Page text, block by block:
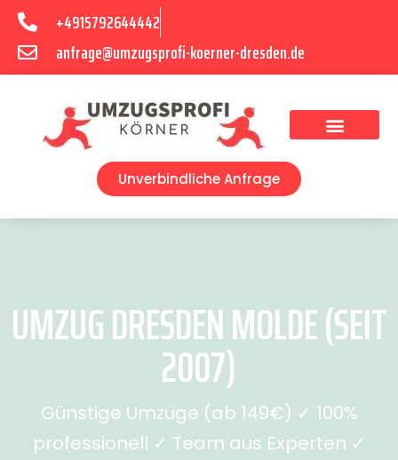
+4915792644442
anfrage@umzugsprofi-koerner-dresden.de
Unverbindliche Anfrage
UMZUG DRESDEN MOLDE (SEIT
2007)
Günstige Umzüge (ab 149€) ✓ 100%
professionell ✓ Team aus Experten ✓